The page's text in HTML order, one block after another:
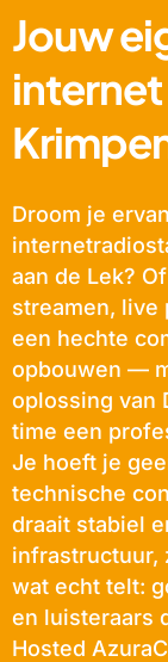
Jouw
Droom je
aan de Lek?
streamen, live
een hechte
opbouwen —
oplossing van
time een
Je hoeft je
technische
draait stabiel
infrastructuur,
wat echt telt:
en luisteraars
Hosted